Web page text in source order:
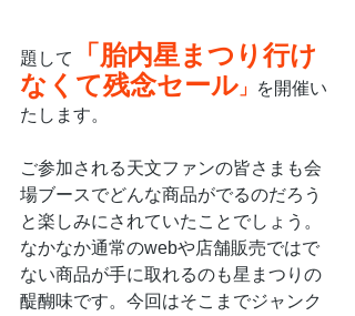
題して
「胎内星まつり行け
なくて残念セール 」 を開催い
たします。
ご参加される天文ファンの皆さまも会
場ブースでどんな商品がでるのだろう
と楽しみにされていたことでしょう。
なかなか通常のwebや店舗販売ではで
ない商品が手に取れるのも星まつりの
醍醐味です。今回はそこまでジャンク